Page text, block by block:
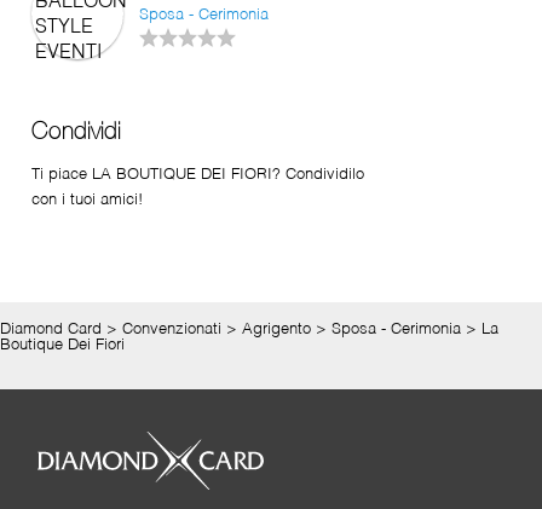
Sposa - Cerimonia
Condividi
Ti piace LA BOUTIQUE DEI FIORI? Condividilo
con i tuoi amici!
Diamond Card > Convenzionati > Agrigento > Sposa - Cerimonia > La
Boutique Dei Fiori